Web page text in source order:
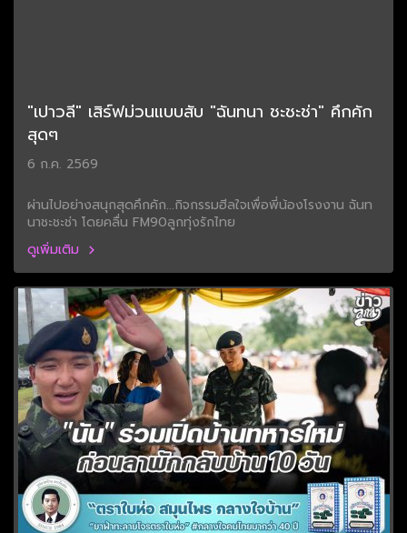
"เปาวลี" เสิร์ฟม่วนแบบสับ "ฉันทนา ชะชะช่า" คึกคัก
สุดๆ
6 ก.ค. 2569
ผ่านไปอย่างสนุกสุดคึกคัก...กิจกรรมฮีลใจเพื่อพี่น้องโรงงาน ฉันท
นาชะชะช่า โดยคลื่น FM90ลูกทุ่งรักไทย
ดูเพิ่มเติม